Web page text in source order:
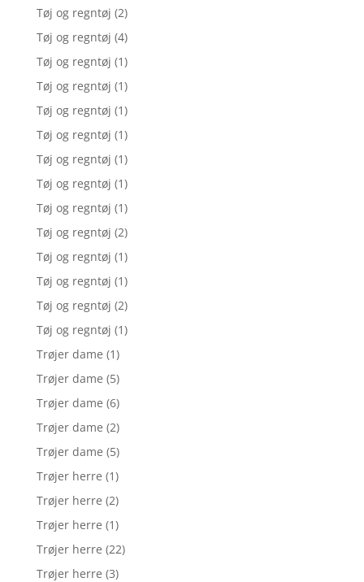
Tøj og regntøj (2)
Tøj og regntøj (4)
Tøj og regntøj (1)
Tøj og regntøj (1)
Tøj og regntøj (1)
Tøj og regntøj (1)
Tøj og regntøj (1)
Tøj og regntøj (1)
Tøj og regntøj (1)
Tøj og regntøj (2)
Tøj og regntøj (1)
Tøj og regntøj (1)
Tøj og regntøj (2)
Tøj og regntøj (1)
Trøjer dame (1)
Trøjer dame (5)
Trøjer dame (6)
Trøjer dame (2)
Trøjer dame (5)
Trøjer herre (1)
Trøjer herre (2)
Trøjer herre (1)
Trøjer herre (22)
Trøjer herre (3)